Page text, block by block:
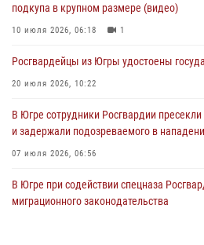
Ключевые события Росгвардии: итоги
августа (видео)
подкупа в крупном размере (видео)
10 июля 2026, 06:18 1
Росгвардейцы из Югры удостоены
20 июля 2026, 10:22
В Югре сотрудники Росгвардии
и задержали подозреваемого в
07 июля 2026, 06:56
В Югре при содействии спецназа
миграционного законодательства